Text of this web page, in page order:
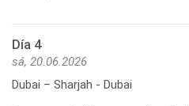
Día 4
sá, 20.06.2026
Dubai – Sharjah - Dubai